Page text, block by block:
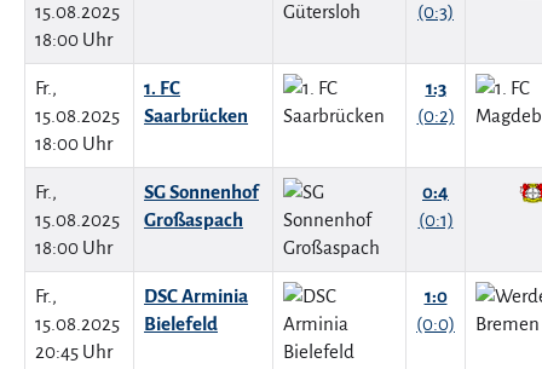
15.08.2025
18:00 Uhr
(0:3)
Fr.,
15.08.2025
18:00 Uhr
1. FC
Saarbrücken
1:3
(0:2)
Fr.,
15.08.2025
18:00 Uhr
SG Sonnenhof
Großaspach
0:4
(0:1)
Fr.,
15.08.2025
20:45 Uhr
DSC Arminia
Bielefeld
1:0
(0:0)